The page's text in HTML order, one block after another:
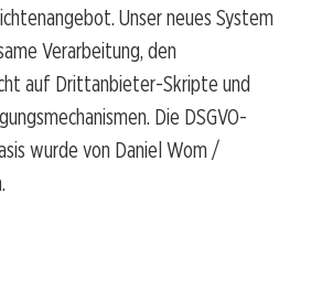
Unser neues System
Verarbeitung, den
auf Drittanbieter-Skripte und
Die DSGVO-
wurde von Daniel Wom /